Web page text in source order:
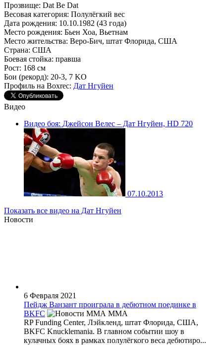
Прозвище: Dat Be Dat
Весовая категория: Полулёгкий вес
Дата рождения: 10.10.1982 (43 года)
Место рождения: Бьен Хоа, Вьетнам
Место жительства: Веро-Бич, штат Флорида, США
Страна: США
Боевая стойка: правша
Рост: 168 см
Бои (рекорд): 20-3, 7 KO
Профиль на Boxrec: Дат Нгуйен
Видео
Видео боя: Джейсон Велес – Дат Нгуйен, HD 720
07.10.2013
Показать все видео на Дат Нгуйен
Новости
6 Февраля 2021
Пейдж Ванзант проиграла в дебютном поединке в
BKFC
MMA
RP Funding Center, Лэйкленд, штат Флорида, США,
BKFC Knucklemania. В главном событии шоу в
кулачных боях в рамках полулёгкого веса дебютиро...